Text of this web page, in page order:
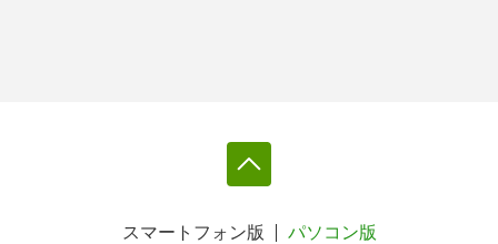
スマートフォン版 パソコン版